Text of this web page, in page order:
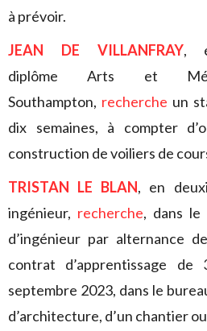
à prévoir.
JEAN DE VILLANFRAY,
diplôme Arts et
Southampton, recherche un
dix semaines, à compter
construction de voiliers de
TRISTAN LE BLAN, en
ingénieur, recherche, dans le
d’ingénieur par alternance
contrat d’apprentissage
septembre 2023, dans le
d’architecture, d’un chantier